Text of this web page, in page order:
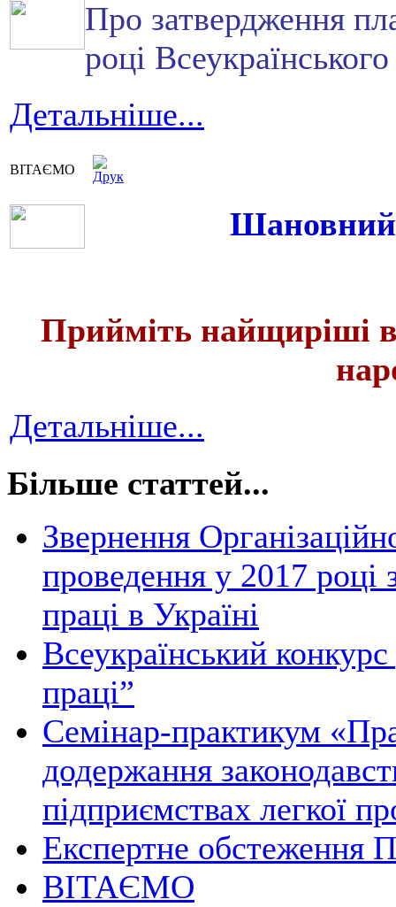
Про затвердження
році
Детальніше...
ВІТАЄМО
Шановний
Прийміть найщиріші
Детальніше...
Більше статтей...
Звернення
проведення у 2017 році
праці в Україні
Всеукраїнський
праці”
Cемінар-практикум
додержання
підприємствах легкої
Експертне
ВІТАЄМО